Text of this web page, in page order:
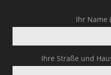
Ihr Name
Ihre Straße und